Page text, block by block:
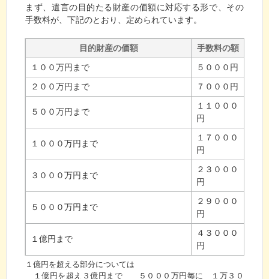
まず、遺言の目的たる財産の価額に対応する形で、その
手数料が、下記のとおり、定められています。
目的財産の価額
手数料の額
１００万円まで
５０００円
２００万円まで
７０００円
５００万円まで
１１０００
円
１０００万円まで
１７０００
円
３０００万円まで
２３０００
円
５０００万円まで
２９０００
円
１億円まで
４３０００
円
１億円を超える部分については
１億円を超え３億円まで ５０００万円毎に １万３０